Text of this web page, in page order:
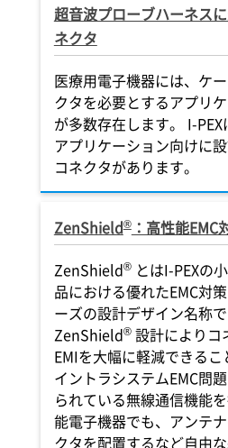
超音波プローブハーネス
ネクタ
医療用電子機器には、ケ
クタを必要とするアプリ
が多数存在します。 I-PEX
アプリケーション向けに
コネクタがあります。
ZenShield®：高性能EMC
ZenShield®とはI-PEXの
品における優れたEMC対
ーズの設計デザイン名称で
ZenShield®設計によりコ
EMIを大幅に軽減できる
イントラシステムEMC問
られている無線通信機能
能電子機器でも、アンテ
クタを配置するなど自由